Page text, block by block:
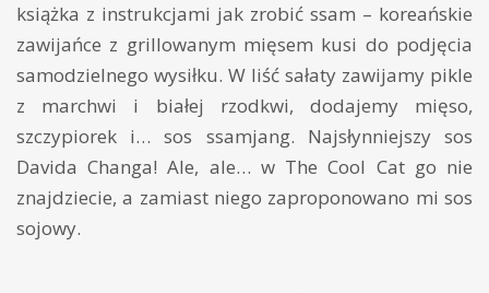
książka z instrukcjami jak zrobić ssam – koreańskie
zawijańce z grillowanym mięsem kusi do podjęcia
samodzielnego wysiłku. W liść sałaty zawijamy pikle
z marchwi i białej rzodkwi, dodajemy mięso,
szczypiorek i… sos ssamjang. Najsłynniejszy sos
Davida Changa! Ale, ale… w The Cool Cat go nie
znajdziecie, a zamiast niego zaproponowano mi sos
sojowy.